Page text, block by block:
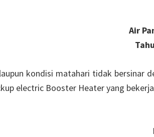
Air
kondisi matahari tidak bersinar
electric Booster Heater yang